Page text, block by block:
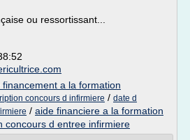
ou ressortissant...
financement a la formation
concours d infirmiere / date d
/ aide financiere a la formation
concours d entree infirmiere